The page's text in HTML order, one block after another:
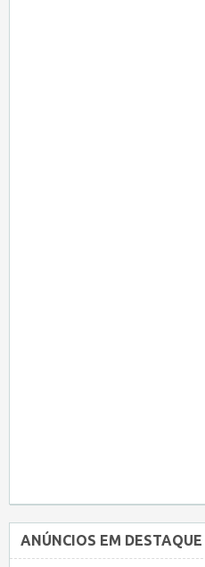
ANÚNCIOS EM DESTAQUE